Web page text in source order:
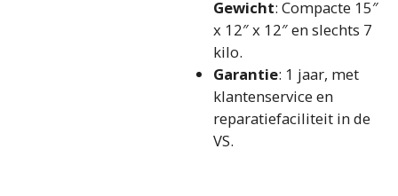
Gewicht: Compacte 15″
x 12″ x 12″ en slechts 7
kilo.
Garantie: 1 jaar, met
klantenservice en
reparatiefaciliteit in de
VS.